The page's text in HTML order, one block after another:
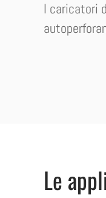
I caricatori
Le